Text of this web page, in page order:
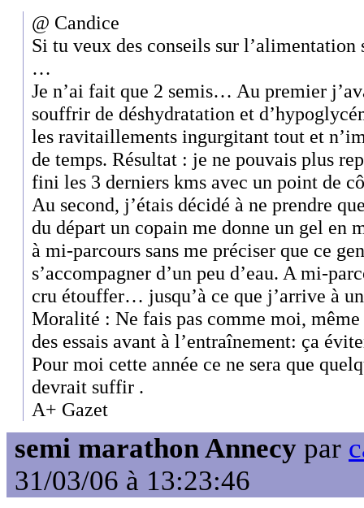
@ Candice
Si tu veux des conseils sur l’alimentation
…
Je n’ai fait que 2 semis… Au premier
souffrir de déshydratation et
les ravitaillements ingurgitant tout et
de temps. Résultat : je ne pouvais plus
fini les 3 derniers kms avec un point de
Au second, j’étais décidé à ne prendre
du départ un copain me donne un gel en
à mi-parcours sans me préciser que ce
s’accompagner d’un peu d’eau. A mi-
cru étouffer… jusqu’à ce que j’arrive à
Moralité : Ne fais pas comme moi,
des essais avant à l’entraînement: ça
Pour moi cette année ce ne sera que
devrait suffir .
A+ Gazet
semi marathon Annecy par
31/03/06 à 13:23:46